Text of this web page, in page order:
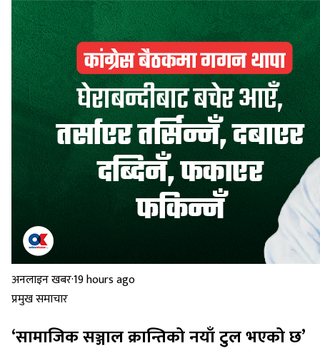
अनलाइन खबर·19 hours ago
प्रमुख समाचार
‘सामाजिक सञ्जाल क्रान्तिको नयाँ टुल भएको छ’